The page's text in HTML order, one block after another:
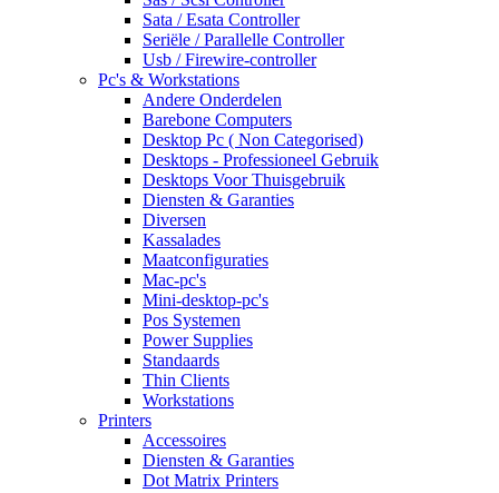
Sata / Esata Controller
Seriële / Parallelle Controller
Usb / Firewire-controller
Pc's & Workstations
Andere Onderdelen
Barebone Computers
Desktop Pc ( Non Categorised)
Desktops - Professioneel Gebruik
Desktops Voor Thuisgebruik
Diensten & Garanties
Diversen
Kassalades
Maatconfiguraties
Mac-pc's
Mini-desktop-pc's
Pos Systemen
Power Supplies
Standaards
Thin Clients
Workstations
Printers
Accessoires
Diensten & Garanties
Dot Matrix Printers